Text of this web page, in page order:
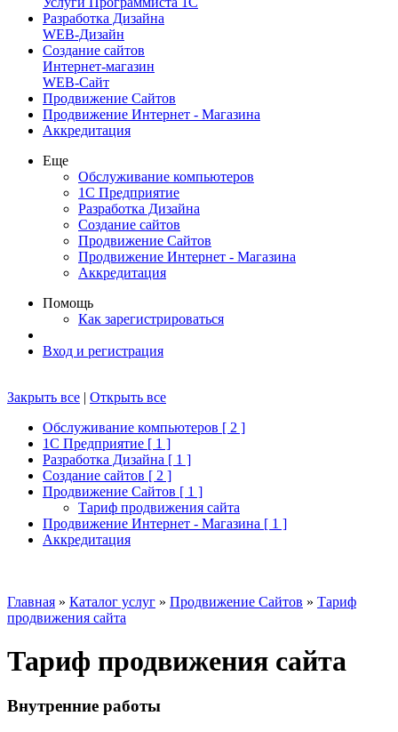
Разработка Дизайна
WEB-Дизайн
Создание сайтов
Интернет-магазин
WEB-Сайт
Продвижение Сайтов
Продвижение Интернет - Магазина
Аккредитация
Еще
Обслуживание компьютеров
1С Предприятие
Разработка Дизайна
Создание сайтов
Продвижение Сайтов
Продвижение Интернет - Магазина
Аккредитация
Помощь
Как зарегистрироваться
Вход и регистрация
Закрыть все | Открыть все
Обслуживание компьютеров [ 2 ]
1С Предприятие [ 1 ]
Разработка Дизайна [ 1 ]
Создание сайтов [ 2 ]
Продвижение Сайтов [ 1 ]
Тариф продвижения сайта
Продвижение Интернет - Магазина [ 1 ]
Аккредитация
Главная » Каталог услуг » Продвижение Сайтов » Тариф
продвижения сайта
Тариф продвижения сайта
Внутренние работы